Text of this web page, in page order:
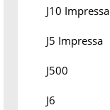
J10 Impressa
J5 Impressa
J500
J6